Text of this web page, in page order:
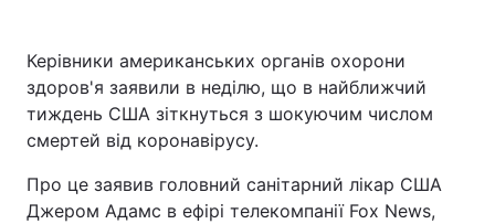
Керівники американських органів охорони
здоров'я заявили в неділю, що в найближчий
тиждень США зіткнуться з шокуючим числом
смертей від коронавірусу.
Про це заявив головний санітарний лікар США
Джером Адамс в ефірі телекомпанії Fox News,